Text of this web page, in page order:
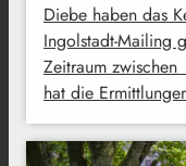
Diebe haben das
Ingolstadt-Mailing
Zeitraum
hat die